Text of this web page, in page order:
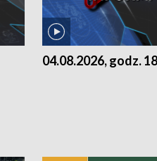
04.08.2026, godz.